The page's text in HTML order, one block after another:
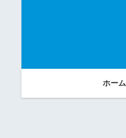
ホーム